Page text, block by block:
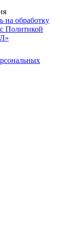
на обработку
Политикой